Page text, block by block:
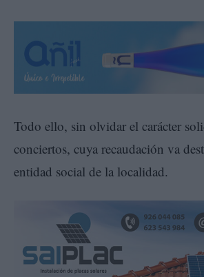
Todo ello, sin olvidar el carácter
conciertos, cuya recaudación va
entidad social de la localidad.